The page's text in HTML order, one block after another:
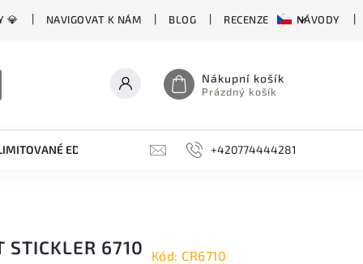
💎 NAVIGOVAT K NÁM BLOG RECENZE NÁVODY
Nákupní košík
Prázdný košík
EDICE BROUSKY, BRUSKY, OCÍLKY
+420774444281
STICKLER 6710 Kód: CR6710